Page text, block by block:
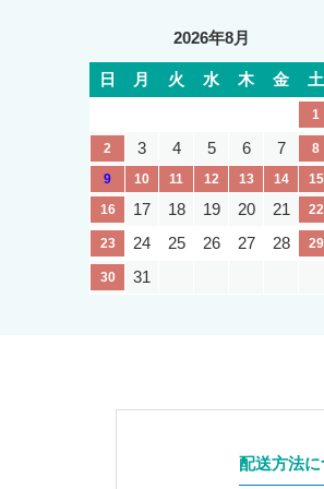
2026年8月
日 月 火 水 木 金 土
1
2 3 4 5 6 7
8
9
10 11 12 13 14
15
16
17 18 19 20 21 22
23 24 25 26 27 28 29
30 31
配送方法に